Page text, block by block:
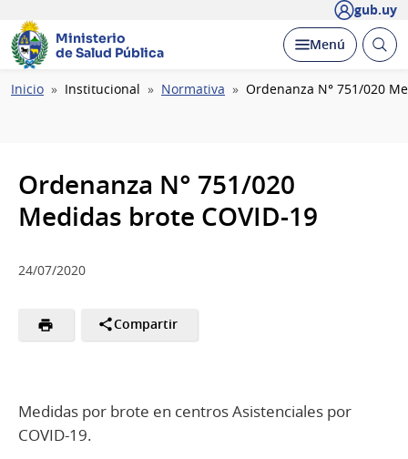
gub.uy
Ministerio
de Salud Pública
Desplegar
Menú Abrir
Ruta
Inicio Institucional Normativa Ordenanza N° 751/020
Ordenanza N° 751/020
Medidas brote COVID-19
24/07/2020
Compartir
Medidas por brote en centros Asistenciales por
COVID-19.